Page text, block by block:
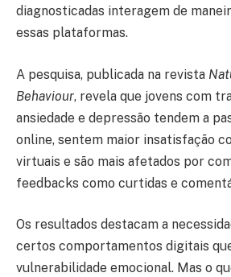
diagnosticadas interagem de
essas plataformas.
A pesquisa, publicada na revista
Behaviour, revela que jovens com
ansiedade e depressão tendem a
online, sentem maior insatisfação
virtuais e são mais afetados por
feedbacks como curtidas e
Os resultados destacam a
certos comportamentos digitais
vulnerabilidade emocional. Mas o